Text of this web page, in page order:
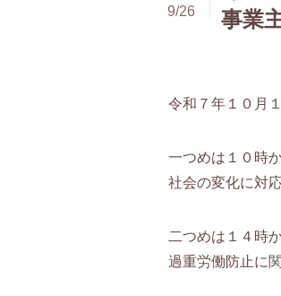
事業
9/26
令和７年１０月
一つめは１０時
社会の変化に対
二つめは１４時
過重労働防止に